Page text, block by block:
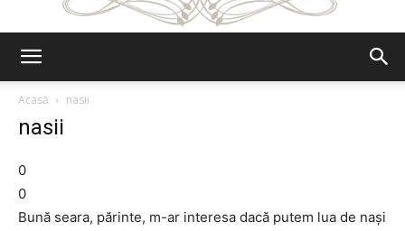
Acasă
nasii
nasii
0
0
Bună seara, părinte, m-ar interesa dacă putem lua de naşi